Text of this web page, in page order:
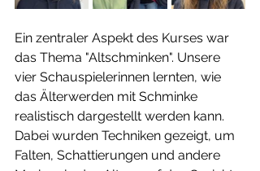
Ein zentraler Aspekt des Kurses war
das Thema "Altschminken". Unsere
vier Schauspielerinnen lernten, wie
das Älterwerden mit Schminke
realistisch dargestellt werden kann.
Dabei wurden Techniken gezeigt, um
Falten, Schattierungen und andere